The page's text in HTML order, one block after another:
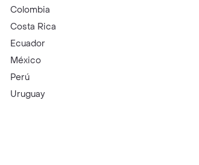
Colombia
Costa Rica
Ecuador
México
Perú
Uruguay